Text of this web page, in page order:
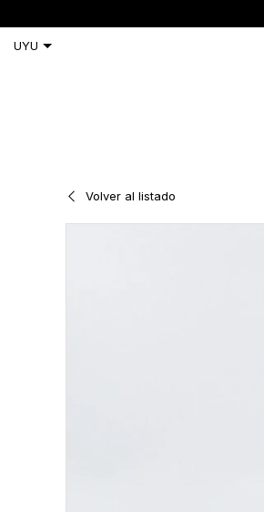
Volver al listado